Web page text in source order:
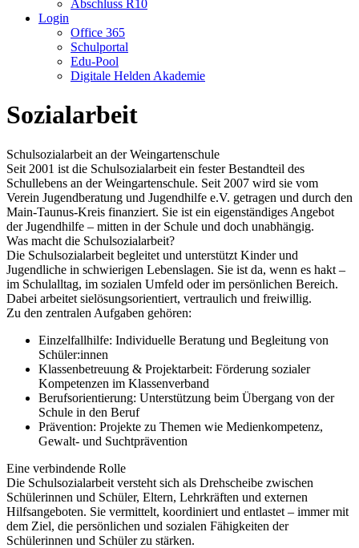
Abschluss R10
Login
Office 365
Schulportal
Edu-Pool
Digitale Helden Akademie
Sozialarbeit
Schulsozialarbeit an der Weingartenschule
Seit 2001 ist die Schulsozialarbeit ein fester Bestandteil des
Schullebens an der Weingartenschule. Seit 2007 wird sie vom
Verein Jugendberatung und Jugendhilfe e.V. getragen und durch den
Main-Taunus-Kreis finanziert. Sie ist ein eigenständiges Angebot
der Jugendhilfe – mitten in der Schule und doch unabhängig.
Was macht die Schulsozialarbeit?
Die Schulsozialarbeit begleitet und unterstützt Kinder und
Jugendliche in schwierigen Lebenslagen. Sie ist da, wenn es hakt –
im Schulalltag, im sozialen Umfeld oder im persönlichen Bereich.
Dabei arbeitet sielösungsorientiert, vertraulich und freiwillig.
Zu den zentralen Aufgaben gehören:
Einzelfallhilfe: Individuelle Beratung und Begleitung von
Schüler:innen
Klassenbetreuung & Projektarbeit: Förderung sozialer
Kompetenzen im Klassenverband
Berufsorientierung: Unterstützung beim Übergang von der
Schule in den Beruf
Prävention: Projekte zu Themen wie Medienkompetenz,
Gewalt- und Suchtprävention
Eine verbindende Rolle
Die Schulsozialarbeit versteht sich als Drehscheibe zwischen
Schülerinnen und Schüler, Eltern, Lehrkräften und externen
Hilfsangeboten. Sie vermittelt, koordiniert und entlastet – immer mit
dem Ziel, die persönlichen und sozialen Fähigkeiten der
Schülerinnen und Schüler zu stärken.